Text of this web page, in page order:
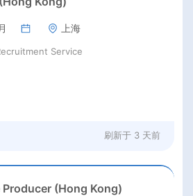
上海
Service
刷新于 3 天前
Producer (Hong Kong)